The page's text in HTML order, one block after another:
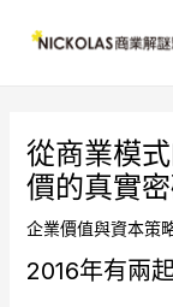
從商業模
價的真實
企業價值與資本策
2016年有兩